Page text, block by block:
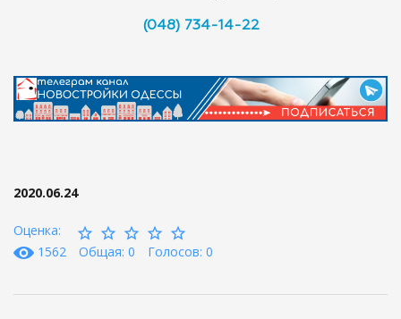
(048) 734-14-22
2020.06.24
Оценка:
1562
Общая: 0 Голосов: 0